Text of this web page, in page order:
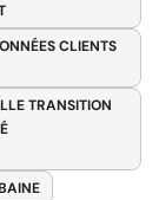
CLIENTS
TRANSITION